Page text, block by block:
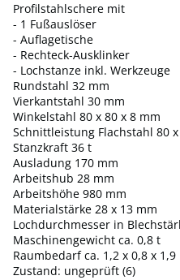
Profilstahlschere mit
- 1 Fußauslöser
- Auflagetische
- Rechteck-Ausklinker
- Lochstanze inkl. Werkzeuge
Rundstahl 32 mm
Vierkantstahl 30 mm
Winkelstahl 80 x 80 x 8 mm
Schnittleistung Flachstahl 80
Stanzkraft 36 t
Ausladung 170 mm
Arbeitshub 28 mm
Arbeitshöhe 980 mm
Materialstärke 28 x 13 mm
Lochdurchmesser in
Maschinengewicht ca. 0,8 t
Raumbedarf ca. 1,2 x 0,8 x 1,9
Zustand: ungeprüft (6)